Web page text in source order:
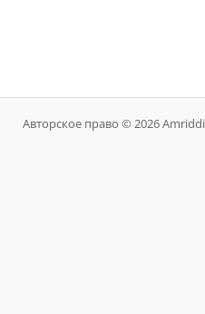
Авторское право © 2026